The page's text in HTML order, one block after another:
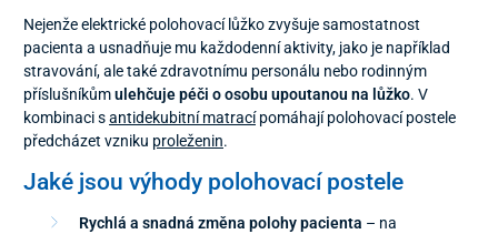
Nejenže elektrické polohovací lůžko zvyšuje samostatnost
pacienta a usnadňuje mu každodenní aktivity, jako je například
stravování, ale také zdravotnímu personálu nebo rodinným
příslušníkůmulehčuje péči o osobu upoutanou na lůžko. V
kombinaci santidekubitní matracípomáhají polohovací postele
předcházet vzniku proleženin.
Jaké jsou výhody polohovací postele
Rychlá a snadná změna polohy pacienta – na